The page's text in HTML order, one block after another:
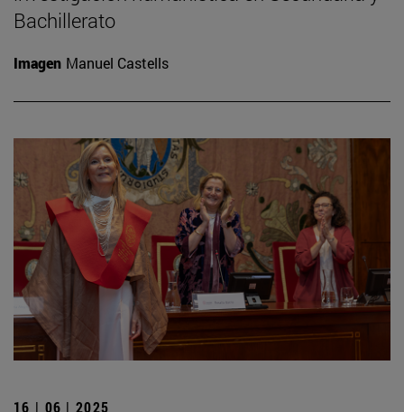
Bachillerato
Imagen Manuel Castells
16 | 06 | 2025